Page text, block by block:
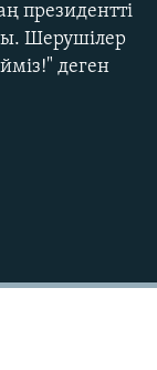
480p
480p
720p
президентті
Шерушілер
деген